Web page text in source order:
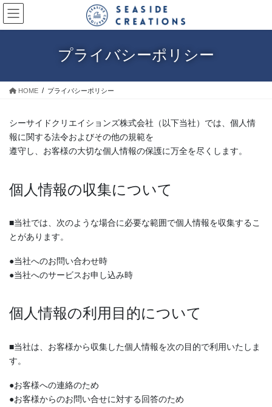
コ
ン
テ
移
ナ
ビ
ゲ
ン
プライバシーポリシー
HOME プライバシーポリシー
シーサイドクリエイションズ株式会社（以下当社）では、個人情
報に関する法令およびその他の規範を
遵守し、お客様の大切な個人情報の保護に万全を尽くします。
個人情報の収集について
■当社では、次のような場合に必要な範囲で個人情報を収集するこ
とがあります。
●当社へのお問い合わせ時
●当社へのサービスお申し込み時
個人情報の利用目的について
■当社は、お客様から収集した個人情報を次の目的で利用いたしま
す。
●お客様への連絡のため
●お客様からのお問い合せに対する回答のため